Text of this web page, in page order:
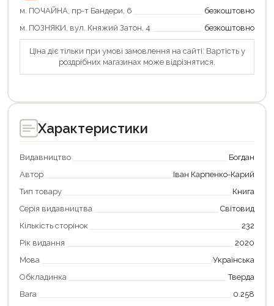
м. ПОЧАЙНА, пр-т Бандери, 6
безкоштовно
м. ПОЗНЯКИ, вул. Княжий Затон, 4
безкоштовно
Ціна діє тільки при умові замовлення на сайті. Вартість у
роздрібних магазинах може відрізнятися.
Характеристики
Видавництво
Богдан
Автор
Іван Карпенко-Карий
Тип товару
Книга
Серія видавництва
Світовид
Кількість сторінок
232
Рік видання
2020
Мова
Українська
Обкладинка
Тверда
Вага
0.258
Продовжити покупки
Оформити замовлення